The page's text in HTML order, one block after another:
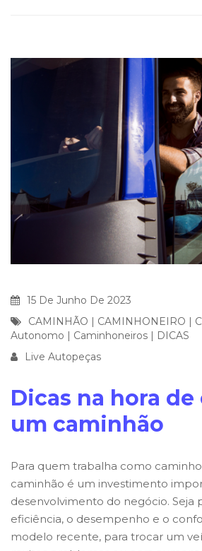
15 De Junho De 2023
CAMINHÃO | CAMINHONEIRO |
Autonomo | Caminhoneiros | DICAS
Live Autopeças
Dicas na hora
um caminhão
Para quem trabalha como
caminhão é um investimento
desenvolvimento do negócio. Seja
eficiência, o desempenho e o
modelo recente, para trocar um